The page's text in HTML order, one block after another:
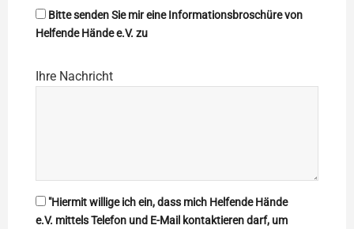
Bitte senden Sie mir eine Informationsbroschüre von
Helfende Hände e.V. zu
Ihre Nachricht
"Hiermit willige ich ein, dass mich Helfende Hände
e.V. mittels Telefon und E-Mail kontaktieren darf, um